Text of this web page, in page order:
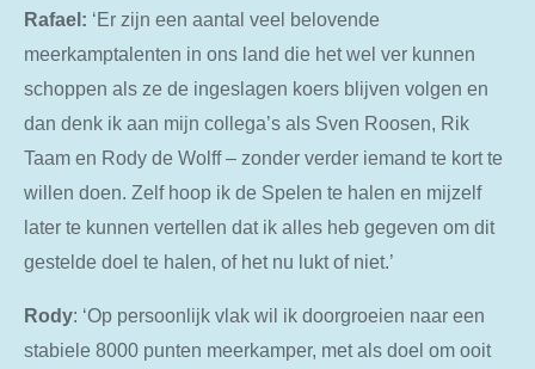
Rafael: ‘Er zijn een aantal veel belovende
meerkamptalenten in ons land die het wel ver kunnen
schoppen als ze de ingeslagen koers blijven volgen en
dan denk ik aan mijn collega’s als Sven Roosen, Rik
Taam en Rody de Wolff – zonder verder iemand te kort te
willen doen. Zelf hoop ik de Spelen te halen en mijzelf
later te kunnen vertellen dat ik alles heb gegeven om dit
gestelde doel te halen, of het nu lukt of niet.’
Rody: ‘Op persoonlijk vlak wil ik doorgroeien naar een
stabiele 8000 punten meerkamper, met als doel om ooit